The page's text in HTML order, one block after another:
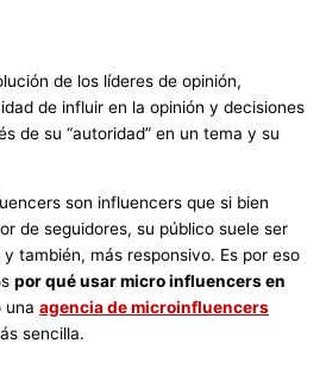
de los líderes de opinión,
de influir en la opinión y decisiones
de su “autoridad” en un tema y su
son influencers que si bien
de seguidores, su público suele ser
también, más responsivo. Es por eso
por qué usar micro influencers en
unaagencia de microinfluencers
sencilla.